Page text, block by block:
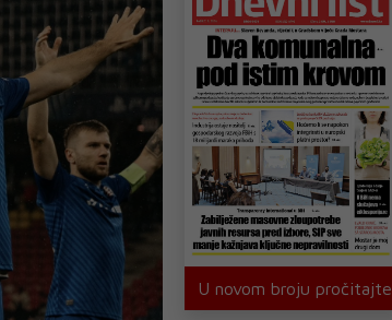
U novom broju pročitajte